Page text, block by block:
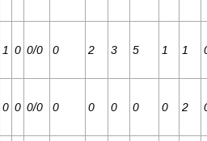
1 0 0/0 0 2 3 5 1 1
0 0 0/0 0 0 0 0 0 2